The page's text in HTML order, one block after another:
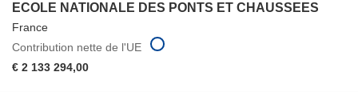
ECOLE NATIONALE DES PONTS ET CHAUSSEES
France
Contribution nette de l'UE
€ 2 133 294,00